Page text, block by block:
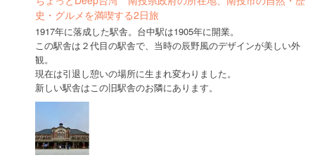
史・グルメを満喫する2日旅
1917年に落成した駅舎。台中駅は1905年に開業。
この駅舎は２代目の駅舎で、当時の辰野風のデザインが美しい外
観。
現在は引退し憩いの場所に生まれ変わりました。
新しい駅舎はこの旧駅舎のお隣にあります。